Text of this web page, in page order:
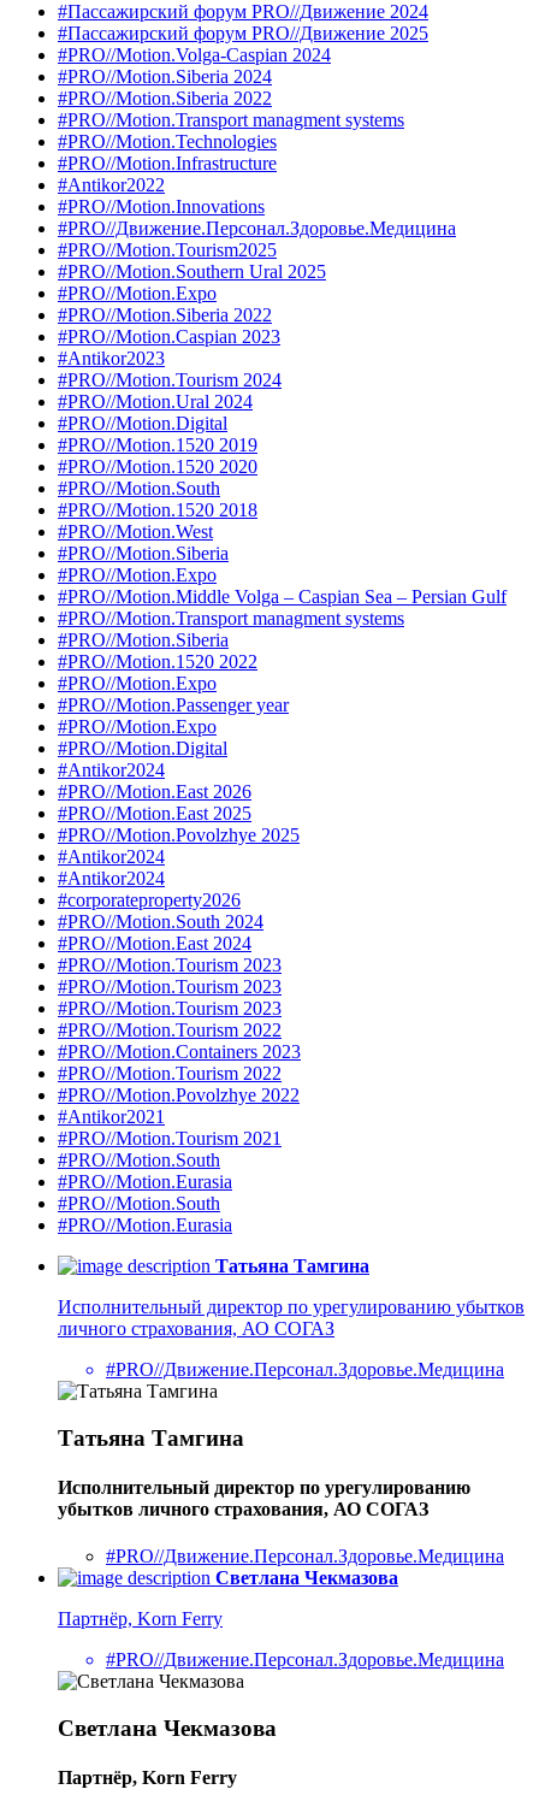
#Пассажирский форум PRO//Движение 2024
#Пассажирский форум PRO//Движение 2025
#PRO//Motion.Volga-Caspian 2024
#PRO//Motion.Siberia 2024
#PRO//Motion.Siberia 2022
#PRO//Motion.Transport managment systems
#PRO//Motion.Technologies
#PRO//Motion.Infrastructure
#Antikor2022
#PRO//Motion.Innovations
#PRO//Движение.Персонал.Здоровье.Медицина
#PRO//Motion.Tourism2025
#PRO//Motion.Southern Ural 2025
#PRO//Motion.Expo
#PRO//Motion.Siberia 2022
#PRO//Motion.Caspian 2023
#Antikor2023
#PRO//Motion.Tourism 2024
#PRO//Motion.Ural 2024
#PRO//Motion.Digital
#PRO//Motion.1520 2019
#PRO//Motion.1520 2020
#PRO//Motion.South
#PRO//Motion.1520 2018
#PRO//Motion.West
#PRO//Motion.Siberia
#PRO//Motion.Expo
#PRO//Motion.Middle Volga – Caspian Sea – Persian Gulf
#PRO//Motion.Transport managment systems
#PRO//Motion.Siberia
#PRO//Motion.1520 2022
#PRO//Motion.Expo
#PRO//Motion.Passenger year
#PRO//Motion.Expo
#PRO//Motion.Digital
#Antikor2024
#PRO//Motion.East 2026
#PRO//Motion.East 2025
#PRO//Motion.Povolzhye 2025
#Antikor2024
#Antikor2024
#corporateproperty2026
#PRO//Motion.South 2024
#PRO//Motion.East 2024
#PRO//Motion.Tourism 2023
#PRO//Motion.Tourism 2023
#PRO//Motion.Tourism 2023
#PRO//Motion.Tourism 2022
#PRO//Motion.Containers 2023
#PRO//Motion.Tourism 2022
#PRO//Motion.Povolzhye 2022
#Antikor2021
#PRO//Motion.Tourism 2021
#PRO//Motion.South
#PRO//Motion.Eurasia
#PRO//Motion.South
#PRO//Motion.Eurasia
Татьяна Тамгина
Исполнительный директор по урегулированию убытков
личного страхования, АО СОГАЗ
#PRO//Движение.Персонал.Здоровье.Медицина
Татьяна Тамгина
Исполнительный директор по урегулированию
убытков личного страхования, АО СОГАЗ
#PRO//Движение.Персонал.Здоровье.Медицина
Светлана Чекмазова
Партнёр, Korn Ferry
#PRO//Движение.Персонал.Здоровье.Медицина
Светлана Чекмазова
Партнёр, Korn Ferry